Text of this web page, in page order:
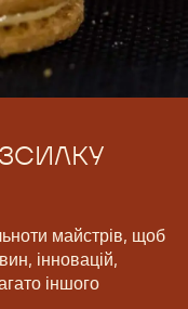
майстрів, щоб
інновацій,
іншого